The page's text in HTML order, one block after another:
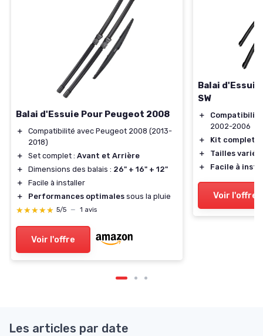
Balai d'Essuie Pour Peugeot 2008
＋
Compatibilité avec Peugeot 2008 (2013-
2018)
＋
Set complet : Avant et Arrière
＋
Dimensions des balais : 26" + 16" + 12"
＋
Facile à installer
＋
Performances optimales sous la pluie
★★★★★
★★★★★ 5/5 — 1 avis
Voir l'offre
Balai
SW
＋
Compatibilité
2002-2006
＋
Kit complet
＋
Tailles
＋
Facile à
Voir l'offre
Les articles par date